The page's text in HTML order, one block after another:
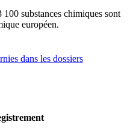
substances chimiques sont
européen.
dans les dossiers